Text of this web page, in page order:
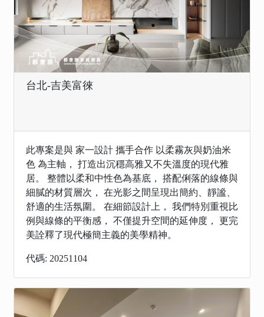
台北-吉美富徠
此專案是與 家一設計 攜手合作 以柔霧灰與奶油米
色 為主軸， 打造出沉穩高雅又不失溫度的現代雅
居。 整體以柔和中性色為基底， 搭配俐落的線條與
細膩的材質層次， 在光影之間呈現出簡約、靜謐、
舒適的生活氛圍。 在細節設計上， 我們特別重視比
例與線條的平衡感， 不僅提升空間的延伸度， 更完
美詮釋了現代極簡主義的美學精神。
代碼: 20251104